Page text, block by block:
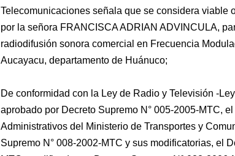
Telecomunicaciones señala que se considera viable
por la señora FRANCISCA ADRIAN ADVINCULA,
radiodifusión sonora comercial en Frecuencia
Aucayacu, departamento de Huánuco;
De conformidad con la Ley de Radio y Televisión -
aprobado por Decreto Supremo N° 005-2005-MTC,
Administrativos del Ministerio de Transportes y
Supremo N° 008-2002-MTC y sus modificatorias, el